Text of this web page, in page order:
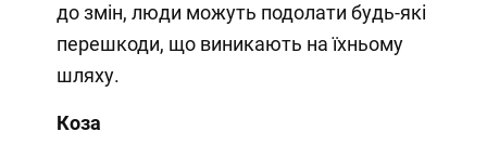
до змін, люди можуть подолати будь-які
перешкоди, що виникають на їхньому
шляху.
Коза